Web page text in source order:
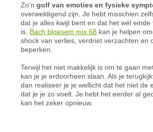
Zo’ngolf van emoties en fysieke
overweldigend zijn. Je hebt misschien
dat je alles kwijt bent en dat het wél einde
is. Bach bloesem mix 68 kan je helpen
shock van verlies, verdriet verzachten en
beperken.
Terwijl het niet makkelijk is om te gaan
kan je je erdoorheen slaan. Als je
dan realiseer je je wellicht dat het niet de
dat je je zo voelt. Je hebt het eerder al
kan het zeker opnieuw.